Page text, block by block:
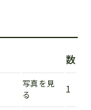
数
写真を見
る
1